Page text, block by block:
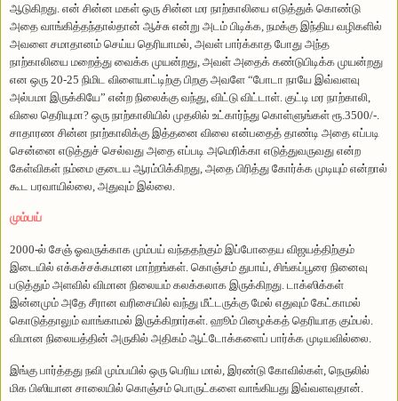
ஆடுகிறது. என் சின்ன மகள் ஒரு சின்ன மர நாற்காலியை எடுத்துக் கொண்டு
அதை வாங்கித்தந்தால்தான் ஆச்சு என்று அடம் பிடிக்க, நமக்கு இந்திய வழிகளில்
அவளை சமாதானம் செய்ய தெரியாமல், அவள் பார்க்காத போது அந்த
நாற்காலியை மறைத்து வைக்க முயன்றது, அவள் அதைக் கண்டுபிடிக்க முயன்றது
என ஒரு 20-25 நிமிட விளையாட்டிற்கு பிறகு அவளே “போடா நாயே இவ்வளவு
அல்பமா இருக்கியே” என்ற நிலைக்கு வந்து, விட்டு விட்டாள். குட்டி மர நாற்காலி,
விலை தெரியுமா? ஒரு நாற்காலியில் முதலில் உட்கார்ந்து கொள்ளுங்கள் ரூ.3500/-.
சாதாரண சின்ன நாற்காலிக்கு இத்தனை விலை என்பதைத் தாண்டி அதை எப்படி
சென்னை எடுத்துச் செல்வது அதை எப்படி அமெரிக்கா எடுத்துவருவது என்ற
கேள்விகள் நம்மை குடைய ஆரம்பிக்கிறது, அதை பிரித்து கோர்க்க முடியும் என்றால்
கூட பரவாயில்லை, அதுவும் இல்லை.
மும்பய்
2000-ல் சேஞ் ஓவருக்காக மும்பய் வந்ததற்கும் இப்போதைய விஜயத்திற்கும்
இடையில் எக்கச்சக்கமான மாற்றங்கள். கொஞ்சம் துபாய், சிங்கப்பூரை நினைவு
படுத்தும் அளவில் விமான நிலையம் கலக்கலாக இருக்கிறது. டாக்ஸிக்கள்
இன்னமும் அதே சீரான வரிசையில் வந்து மீட்டருக்கு மேல் எதுவும் கேட்காமல்
கொடுத்தாலும் வாங்காமல் இருக்கிறார்கள். ஹூம் பிழைக்கத் தெரியாத கும்பல்.
விமான நிலையத்தின் அருகில் அதிகம் ஆட்டோக்களைப் பார்க்க முடியவில்லை.
இங்கு பார்த்தது நவி மும்பயில் ஒரு பெரிய மால், இரண்டு கோவில்கள், நெருலில்
மிக பிஸியான சாலையில் கொஞ்சம் பொருட்களை வாங்கியது இவ்வளவுதான்.